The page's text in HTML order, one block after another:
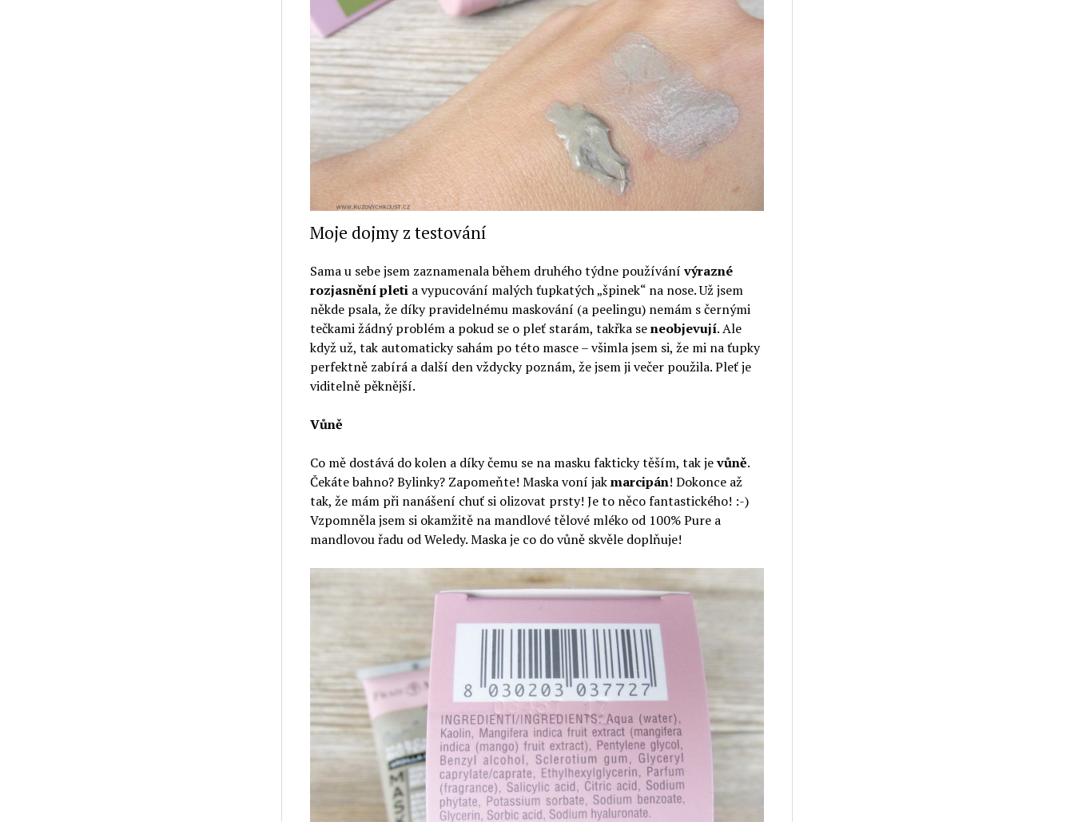
Moje dojmy z testování
Sama u sebe jsem zaznamenala během druhého týdne používánívýrazné
rozjasnění pletia vypucování malých ťupkatých „špinek“ na nose. Už jsem
někde psala, že díky pravidelnému maskování (a peelingu) nemám s černými
tečkami žádný problém a pokud se o pleť starám, takřka seneobjevují. Ale
když už, tak automaticky sahám po této masce – všimla jsem si, že mi na ťupky
perfektně zabírá a další den vždycky poznám, že jsem ji večer použila. Pleť je
viditelně pěknější.
Vůně
Co mě dostává do kolen a díky čemu se na masku fakticky těším, tak jevůně.
Čekáte bahno? Bylinky? Zapomeňte! Maska voní jakmarcipán! Dokonce až
tak, že mám při nanášení chuť si olizovat prsty! Je to něco fantastického! :-)
Vzpomněla jsem si okamžitě na mandlové tělové mléko od 100% Pure a
mandlovou řadu od Weledy. Maska je co do vůně skvěle doplňuje!